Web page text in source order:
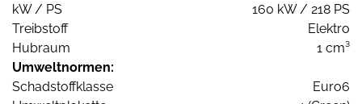
kW / PS
160 kW / 218 PS
Treibstoff
Elektro
Hubraum
1 cm³
Umweltnormen:
Schadstoffklasse
Euro6